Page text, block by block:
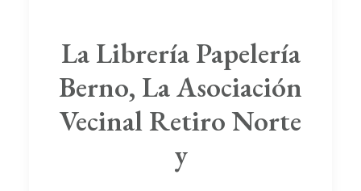
La Librería Papelería
Berno, La Asociación
Vecinal Retiro Norte
y